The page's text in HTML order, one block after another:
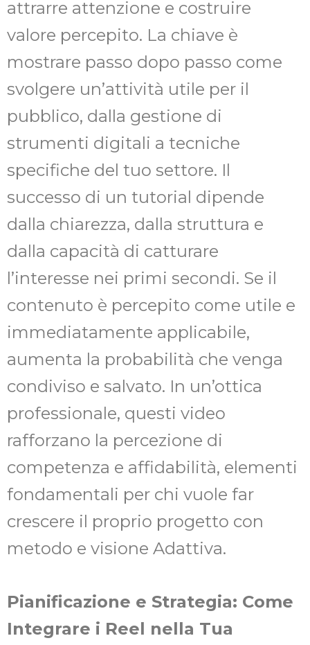
attrarre attenzione e costruire
valore percepito. La chiave è
mostrare passo dopo passo come
svolgere un’attività utile per il
pubblico, dalla gestione di
strumenti digitali a tecniche
specifiche del tuo settore. Il
successo di un tutorial dipende
dalla chiarezza, dalla struttura e
dalla capacità di catturare
l’interesse nei primi secondi. Se il
contenuto è percepito come utile e
immediatamente applicabile,
aumenta la probabilità che venga
condiviso e salvato. In un’ottica
professionale, questi video
rafforzano la percezione di
competenza e affidabilità, elementi
fondamentali per chi vuole far
crescere il proprio progetto con
metodo e visione Adattiva.
Pianificazione e Strategia: Come
Integrare i Reel nella Tua